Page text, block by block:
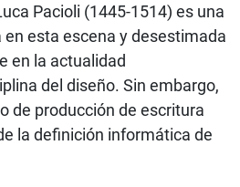
Pacioli (1445-1514) es una
esta escena y desestimada
en la actualidad
del diseño. Sin embargo,
de producción de escritura
la definición informática de